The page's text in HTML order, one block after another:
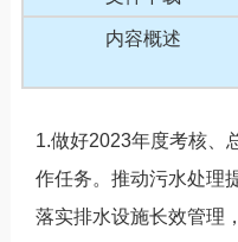
内容概述
1.做好2023年度考核、
作任务。推动污水处理
落实排水设施长效管理